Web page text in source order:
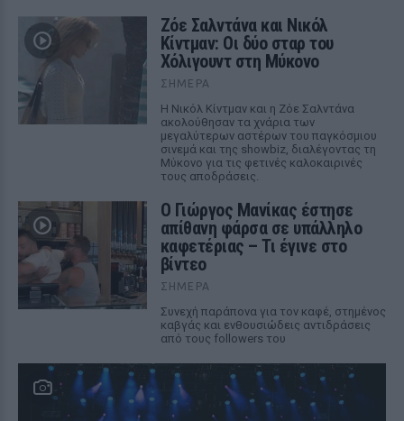
Ζόε Σαλντάνα και Νικόλ
Κίντμαν: Οι δύο σταρ του
Χόλιγουντ στη Μύκονο
ΣΉΜΕΡΑ
Η Νικόλ Κίντμαν και η Ζόε Σαλντάνα
ακολούθησαν τα χνάρια των
μεγαλύτερων αστέρων του παγκόσμιου
σινεμά και της showbiz, διαλέγοντας τη
Μύκονο για τις φετινές καλοκαιρινές
τους αποδράσεις.
Ο Γιώργος Μανίκας έστησε
απίθανη φάρσα σε υπάλληλο
καφετέριας – Τι έγινε στο
βίντεο
ΣΉΜΕΡΑ
Συνεχή παράπονα για τον καφέ, στημένος
καβγάς και ενθουσιώδεις αντιδράσεις
από τους followers του